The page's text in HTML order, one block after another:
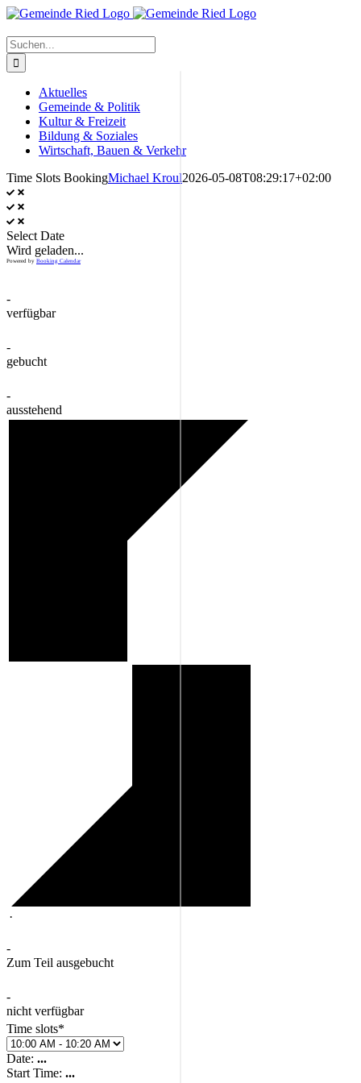
Zum
springen
Suche
nach:
Aktuelles
Gemeinde & Politik
Kultur & Freizeit
Bildung & Soziales
Wirtschaft, Bauen & Verkehr
Time Slots BookingMichael Kroul2026-05-08T08:29:17+02:00
Select Date
Wird geladen...
Powered by Booking Calendar
-
verfügbar
-
gebucht
-
ausstehend
·
-
Zum Teil ausgebucht
-
nicht verfügbar
Time slots*
Date: ...
Start Time: ...